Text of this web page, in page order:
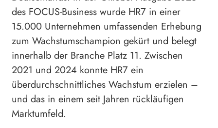
des FOCUS-Business wurde HR7 in einer
15.000 Unternehmen umfassenden Erhebung
zum Wachstumschampion gekürt und belegt
innerhalb der Branche Platz 11. Zwischen
2021 und 2024 konnte HR7 ein
überdurchschnittliches Wachstum erzielen –
und das in einem seit Jahren rückläufigen
Marktumfeld.